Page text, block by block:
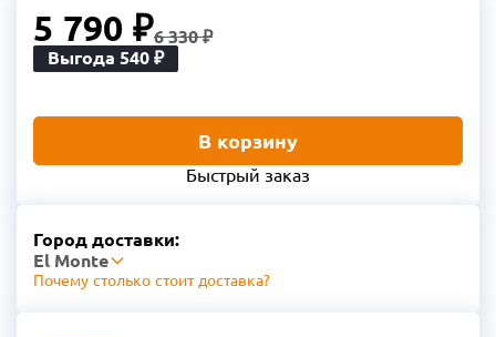
5 790 ₽6 330 ₽
Выгода 540 ₽
В корзину
Быстрый заказ
Город доставки:
El Monte
Почему столько стоит доставка?